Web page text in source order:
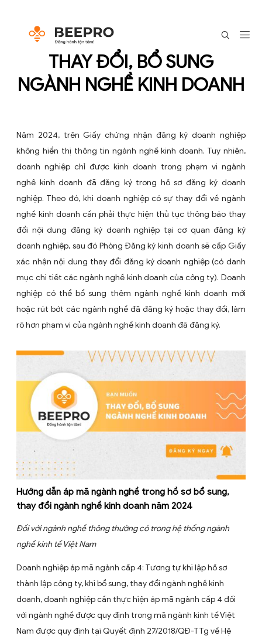
THAY ĐỔI, BỔ SUNG
NGÀNH NGHỀ KINH
Năm 2024, trên Giấy chứng nhận đăng ký doanh
doanh nghiệp chỉ được kinh doanh trong phạm vi
nghề kinh doanh đã đăng ký trong hồ sơ đăng ký
nghiệp. Theo đó, khi doanh nghiệp có sự thay đổi về
nghề kinh doanh cần phải thực hiện thủ tục thông
đổi nội dung đăng ký doanh nghiệp tại cơ quan
doanh nghiệp, sau đó Phòng Đăng ký kinh doanh sẽ
xác nhận nội dung thay đổi đăng ký doanh nghiệp
mục chi tiết các ngành nghề kinh doanh của công ty).
hoặc rút bớt các ngành nghề đã đăng ký hoặc thay
rõ hơn phạm vi của ngành nghề kinh doanh đã đăng ký.
Hướng dẫn áp mã ngành nghề trong hồ sơ bổ
thay đổi ngành nghề kinh doanh năm 2024
Đối với ngành nghề thông thường có trong hệ thống
nghề kinh tế Việt Nam